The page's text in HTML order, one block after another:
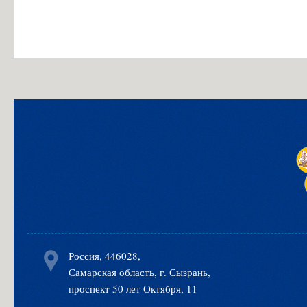
Россия, 446028,
Самарская область, г. Сызрань,
проспект 50 лет Октября, 11